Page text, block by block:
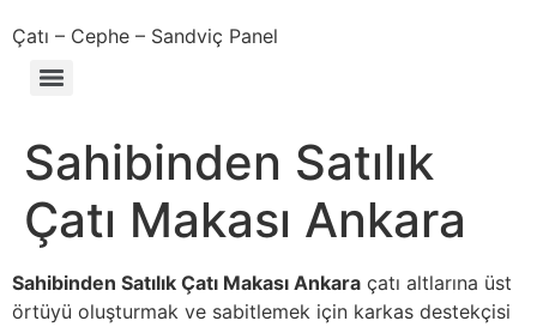
Çatı – Cephe – Sandviç Panel
Sahibinden Satılık
Çatı Makası Ankara
Sahibinden Satılık Çatı Makası Ankara çatı altlarına üst
örtüyü oluşturmak ve sabitlemek için karkas destekçisi